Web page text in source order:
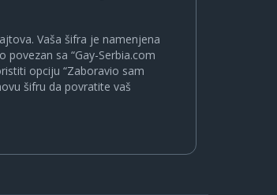
Vaša šifra je namenjena
sa “Gay-Serbia.com
opciju “Zaboravio sam
šifru da povratite vaš